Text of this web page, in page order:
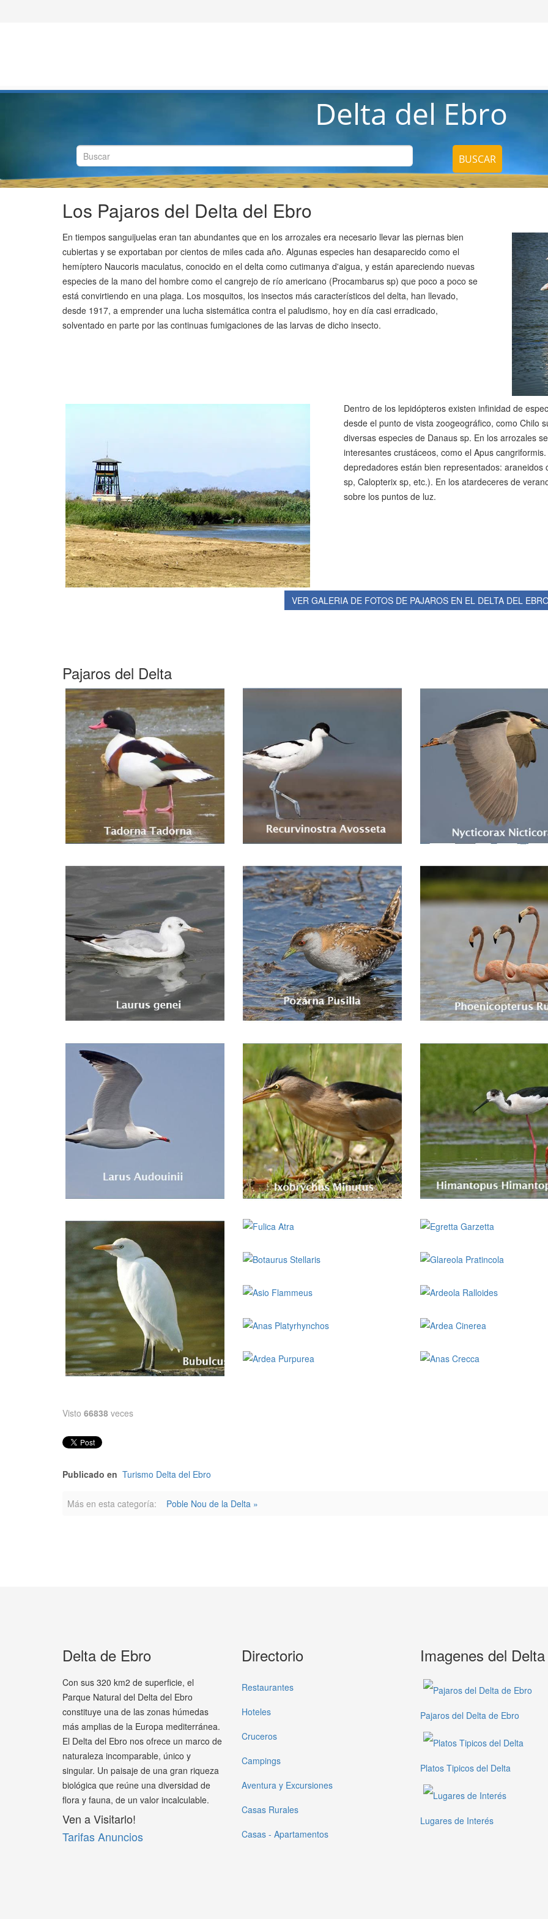
Delta del Ebro
BUSCAR
Los Pajaros del Delta del Ebro
En tiempos sanguijuelas eran tan abundantes que en los arrozales era necesario llevar las piernas bien
cubiertas y se exportaban por cientos de miles cada año. Algunas especies han desaparecido como el
hemíptero Naucoris maculatus, conocido en el delta como cutimanya d'aigua, y están apareciendo nuevas
especies de la mano del hombre como el cangrejo de río americano (Procambarus sp) que poco a poco se
está convirtiendo en una plaga. Los mosquitos, los insectos más característicos del delta, han llevado,
desde 1917, a emprender una lucha sistemática contra el paludismo, hoy en día casi erradicado,
solventado en parte por las continuas fumigaciones de las larvas de dicho insecto.
Dentro de los lepidópteros existen infinidad de
desde el punto de vista zoogeográfico, como Chilo
diversas especies de Danaus sp. En los arrozales
interesantes crustáceos, como el Apus
depredadores están bien representados:
sp, Calopterix sp, etc.). En los atardeceres de
sobre los puntos de luz.
VER GALERIA DE FOTOS DE PAJAROS EN EL DELTA DEL
Pajaros del Delta
Visto 66838 veces
Publicado en Turismo Delta del Ebro
Más en esta categoría: Poble Nou de la Delta »
Delta de Ebro
Con sus 320 km2 de superficie, el
Parque Natural del Delta del Ebro
constituye una de las zonas húmedas
más amplias de la Europa mediterránea.
El Delta del Ebro nos ofrece un marco de
naturaleza incomparable, único y
singular. Un paisaje de una gran riqueza
biológica que reúne una diversidad de
flora y fauna, de un valor incalculable.
Ven a Visitarlo!
Tarifas Anuncios
Directorio
Restaurantes
Hoteles
Cruceros
Campings
Aventura y Excursiones
Casas Rurales
Casas - Apartamentos
Imagenes del Delta
Pajaros del Delta de Ebro
Platos Tipicos del Delta
Lugares de Interés